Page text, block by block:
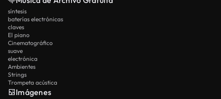
síntesis
baterías electrónicas
claves
El piano
Cinematográfico
suave
electrónica
Ambientes
Strings
Trompeta acústica
Imágenes